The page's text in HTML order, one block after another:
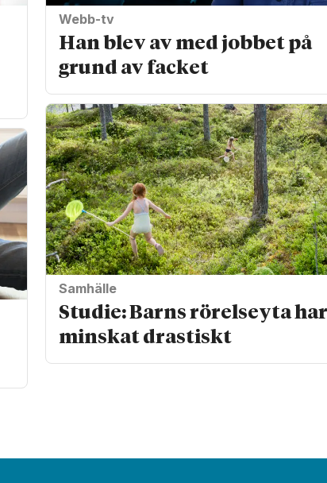
Webb-tv
Han blev av med jobbet på
grund av facket
Samhälle
Studie: Barns rörelseyta har
minskat drastiskt